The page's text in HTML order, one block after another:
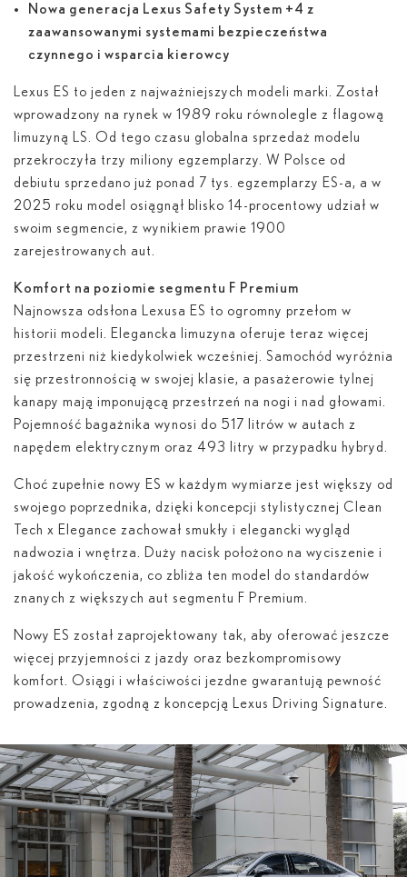
Nowa generacja Lexus Safety System +4 z
zaawansowanymi systemami bezpieczeństwa
czynnego i wsparcia kierowcy
Lexus ES to jeden z najważniejszych modeli marki. Został
wprowadzony na rynek w 1989 roku równolegle z flagową
limuzyną LS. Od tego czasu globalna sprzedaż modelu
przekroczyła trzy miliony egzemplarzy. W Polsce od
debiutu sprzedano już ponad 7 tys. egzemplarzy ES-a, a w
2025 roku model osiągnął blisko 14-procentowy udział w
swoim segmencie, z wynikiem prawie 1900
zarejestrowanych aut.
Komfort na poziomie segmentu F Premium
Najnowsza odsłona Lexusa ES to ogromny przełom w
historii modeli. Elegancka limuzyna oferuje teraz więcej
przestrzeni niż kiedykolwiek wcześniej. Samochód wyróżnia
się przestronnością w swojej klasie, a pasażerowie tylnej
kanapy mają imponującą przestrzeń na nogi i nad głowami.
Pojemność bagażnika wynosi do 517 litrów w autach z
napędem elektrycznym oraz 493 litry w przypadku hybryd.
Choć zupełnie nowy ES w każdym wymiarze jest większy od
swojego poprzednika, dzięki koncepcji stylistycznej Clean
Tech x Elegance zachował smukły i elegancki wygląd
nadwozia i wnętrza. Duży nacisk położono na wyciszenie i
jakość wykończenia, co zbliża ten model do standardów
znanych z większych aut segmentu F Premium.
Nowy ES został zaprojektowany tak, aby oferować jeszcze
więcej przyjemności z jazdy oraz bezkompromisowy
komfort. Osiągi i właściwości jezdne gwarantują pewność
prowadzenia, zgodną z koncepcją Lexus Driving Signature.